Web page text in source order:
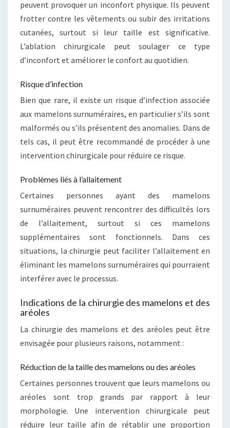
peuvent provoquer un inconfort physique. Ils peuvent
frotter contre les vêtements ou subir des irritations
cutanées, surtout si leur taille est significative.
L’ablation chirurgicale peut soulager ce type
d’inconfort et améliorer le confort au quotidien.
Risque d’infection
Bien que rare, il existe un risque d’infection associée
aux mamelons surnuméraires, en particulier s’ils sont
malformés ou s’ils présentent des anomalies. Dans de
tels cas, il peut être recommandé de procéder à une
intervention chirurgicale pour réduire ce risque.
Problèmes liés à l’allaitement
Certaines personnes ayant des mamelons
surnuméraires peuvent rencontrer des difficultés lors
de l’allaitement, surtout si ces mamelons
supplémentaires sont fonctionnels. Dans ces
situations, la chirurgie peut faciliter l’allaitement en
éliminant les mamelons surnuméraires qui pourraient
interférer avec le processus.
Indications de la chirurgie des mamelons et des
aréoles
La chirurgie des mamelons et des aréoles peut être
envisagée pour plusieurs raisons, notamment :
Réduction de la taille des mamelons ou des aréoles
Certaines personnes trouvent que leurs mamelons ou
aréoles sont trop grands par rapport à leur
morphologie. Une intervention chirurgicale peut
réduire leur taille afin de rétablir une proportion